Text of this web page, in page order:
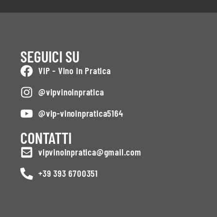
SEGUICI SU
VIP - Vino in Pratica
@vipvinoinpratica
@vip-vinoinpratica5164
CONTATTI
vipvinoinpratica@gmail.com
+39 393 6700351